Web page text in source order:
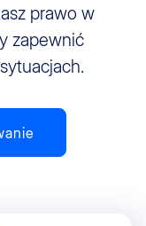
prawo w
zapewnić